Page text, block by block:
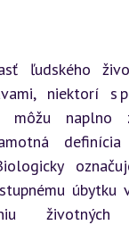
ľudského
niektorí s
môžu naplno
životných